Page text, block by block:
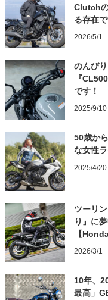
Clutch
る存在で
2026/5/1
のんび
『
です！
2025/9/10
50歳か
な女性
2025/4/20
ツーリ
り』に
【
インプ
2026/3/1
10年、
最高」